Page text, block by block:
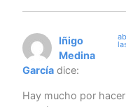
Iñigo
Medina
García dice:
Hay mucho por